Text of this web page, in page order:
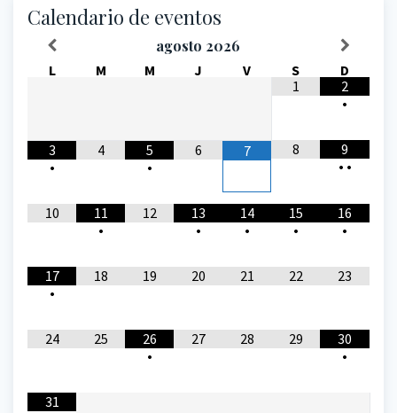
Calendario de eventos
agosto 2026
L M M J V S
D
1
2
•
3
•
4
5
•
6 7 8
9
• •
10
11
•
12
13
•
14
•
15
•
16
•
17
•
18 19 20 21 22 23
24 25
26
•
27 28 29
30
•
31